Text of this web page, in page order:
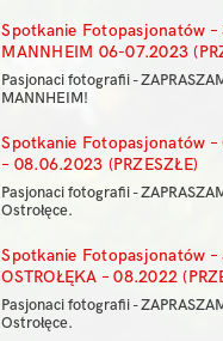
Spotkanie Fotopasjonatów –
MANNHEIM 06-07.2023
Pasjonaci fotografii -
MANNHEIM!
Spotkanie Fotopasjonatów –
– 08.06.2023 (PRZESZŁE)
Pasjonaci fotografii -
Ostrołęce.
Spotkanie Fotopasjonatów –
OSTROŁĘKA – 08.2022
Pasjonaci fotografii -
Ostrołęce.